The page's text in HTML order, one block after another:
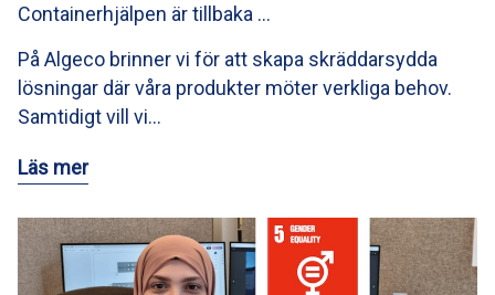
Containerhjälpen är tillbaka …
På Algeco brinner vi för att skapa skräddarsydda
lösningar där våra produkter möter verkliga behov.
Samtidigt vill vi…
Läs mer